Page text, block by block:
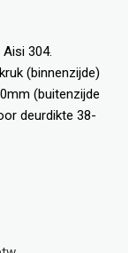
304.
(binnenzijde)
(buitenzijde
deurdikte 38-